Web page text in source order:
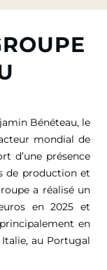
Bénéteau, le
mondial de
d’une présence
de production et
a réalisé un
en 2025 et
en
Italie, au Portugal